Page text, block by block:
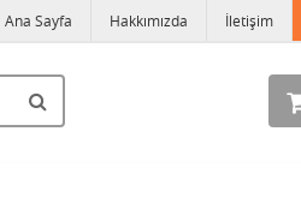
Ana Sayfa Hakkımızda İletişim